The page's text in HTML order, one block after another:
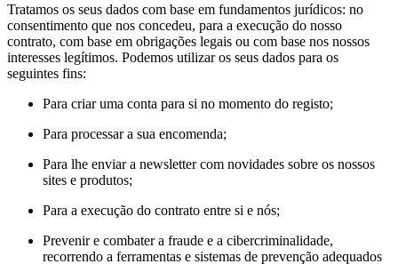
Tratamos os seus dados com base em fundamentos jurídicos: no
consentimento que nos concedeu, para a execução do nosso
contrato, com base em obrigações legais ou com base nos nossos
interesses legítimos. Podemos utilizar os seus dados para os
seguintes fins:
Para criar uma conta para si no momento do registo;
Para processar a sua encomenda;
Para lhe enviar a newsletter com novidades sobre os nossos
sites e produtos;
Para a execução do contrato entre si e nós;
Prevenir e combater a fraude e a cibercriminalidade,
recorrendo a ferramentas e sistemas de prevenção adequados